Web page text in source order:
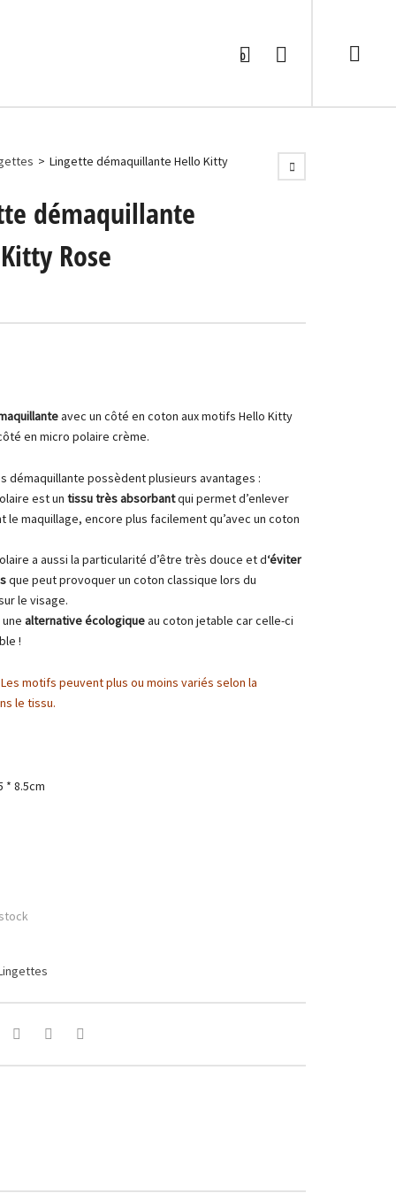
0
> Lingette démaquillante Hello Kitty
démaquillante
Rose
avec un côté en coton aux motifs Hello Kitty
en micro polaire crème.
démaquillante possèdent plusieurs avantages :
est un tissu très absorbantqui permet d’enlever
le maquillage, encore plus facilement qu’avec un coton
a aussi la particularité d’être très douce et d‘éviter
que peut provoquer un coton classique lors du
le visage.
une alternative écologiqueau coton jetable car celle-ci
!
motifs peuvent plus ou moins variés selon la
le tissu.
* 8.5cm